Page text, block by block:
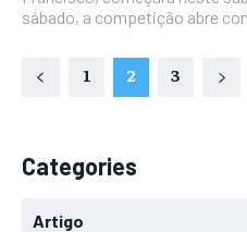
sábado, a competição abre
1 2 3
Categories
Artigo